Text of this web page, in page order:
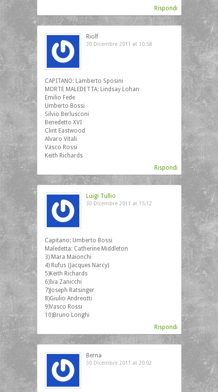
Rispondi
Riolf
30 Dicembre 2011 at 10:58
CAPITANO: Lamberto Sposini
MORTE MALEDETTA: Lindsay Lohan
Emilio Fede
Umberto Bossi
Silvio Berlusconi
Benedetto XVI
Clint Eastwood
Alvaro Vitali
Vasco Rossi
Keith Richards
Rispondi
Luigi Tullio
30 Dicembre 2011 at 15:12
Capitano: Umberto Bossi
Maledetta: Catherine Middleton
3) Mara Maionchi
4) Rufus (Jacques Narcy)
5)Keith Richards
6)Iva Zanicchi
7)Joseph Ratsinger
8)Giulio Andreotti
9)Vasco Rossi
10)Bruno Longhi
Rispondi
Berna
30 Dicembre 2011 at 20:02